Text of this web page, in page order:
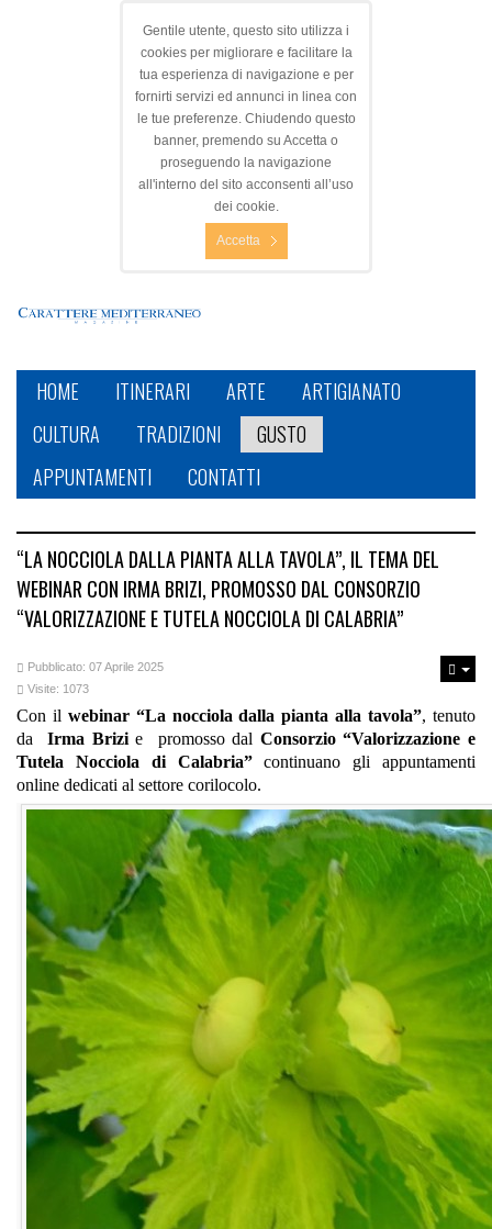
Gentile utente, questo sito utilizza i
cookies per migliorare e facilitare la
tua esperienza di navigazione e per
fornirti servizi ed annunci in linea con
le tue preferenze. Chiudendo questo
banner, premendo su Accetta o
proseguendo la navigazione
all'interno del sito acconsenti all’uso
dei cookie.
Accetta
HOME ITINERARI ARTE
ARTIGIANATO
CULTURA
TRADIZIONI
GUSTO
APPUNTAMENTI
CONTATTI
“LA NOCCIOLA DALLA PIANTA ALLA TAVOLA”, IL TEMA DEL
WEBINAR CON IRMA BRIZI, PROMOSSO DAL CONSORZIO
“VALORIZZAZIONE E TUTELA NOCCIOLA DI CALABRIA”
Pubblicato: 07 Aprile 2025
Visite: 1073
Con il webinar “La nocciola dalla pianta alla tavola”, tenuto
daIrma Brizie promosso dal Consorzio “Valorizzazione e
Tutela Nocciola di Calabria”
continuano gli appuntamenti
online dedicati al settore corilocolo.